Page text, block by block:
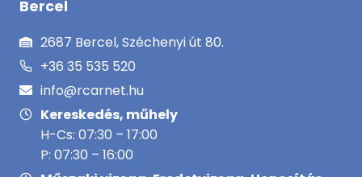
Bercel
2687 Bercel, Széchenyi út 80.
+36 35 535 520
info@rcarnet.hu
Kereskedés, műhely
H-Cs: 07:30 – 17:00
P: 07:30 – 16:00